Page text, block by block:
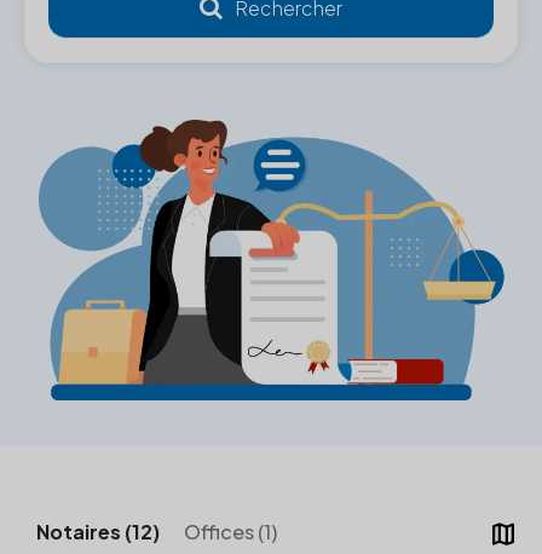
map
Notaires (12) Offices (1)